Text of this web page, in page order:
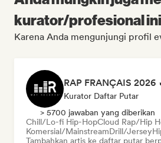
kurator/profesional
Karena Anda mengunjungi profil
Kurator Daftar Putar
> 5700 jawaban yang diberikan
Chill/Lo-fi Hip-HopCloud Rap/Hip
Komersial/MainstreamDrill/Jersey
Tambahkan artis ke daftar putar